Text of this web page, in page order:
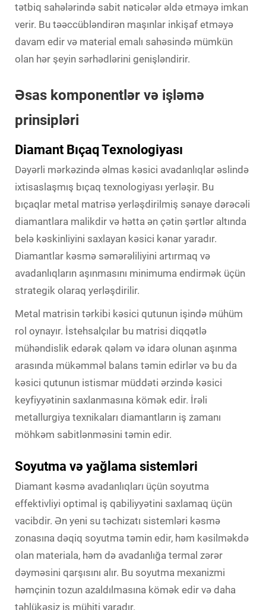
tətbiq sahələrində sabit nəticələr əldə etməyə imkan
verir. Bu təəccübləndirən maşınlar inkişaf etməyə
davam edir və material emalı sahəsində mümkün
olan hər şeyin sərhədlərini genişləndirir.
Əsas komponentlər və işləmə
prinsipləri
Diamant Bıçaq Texnologiyası
Dəyərli mərkəzində əlmas kəsici avadanlıqlar əslində
ixtisaslaşmış bıçaq texnologiyası yerləşir. Bu
bıçaqlar metal matrisə yerləşdirilmiş sənaye dərəcəli
diamantlara malikdir və hətta ən çətin şərtlər altında
belə kəskinliyini saxlayan kəsici kənar yaradır.
Diamantlar kəsmə səmərəliliyini artırmaq və
avadanlıqların aşınmasını minimuma endirmək üçün
strategik olaraq yerləşdirilir.
Metal matrisin tərkibi kəsici qutunun işində mühüm
rol oynayır. İstehsalçılar bu matrisi diqqətlə
mühəndislik edərək qələm və idarə olunan aşınma
arasında mükəmməl balans təmin edirlər və bu da
kəsici qutunun istismar müddəti ərzində kəsici
keyfiyyətinin saxlanmasına kömək edir. İrəli
metallurgiya texnikaları diamantların iş zamanı
möhkəm sabitlənməsini təmin edir.
Soyutma və yağlama sistemləri
Diamant kəsmə avadanlıqları üçün soyutma
effektivliyi optimal iş qabiliyyətini saxlamaq üçün
vacibdir. Ən yeni su təchizatı sistemləri kəsmə
zonasına dəqiq soyutma təmin edir, həm kəsilməkdə
olan materiala, həm də avadanlığa termal zərər
dəyməsini qarşısını alır. Bu soyutma mexanizmi
həmçinin tozun azaldılmasına kömək edir və daha
təhlükəsiz iş mühiti yaradır.